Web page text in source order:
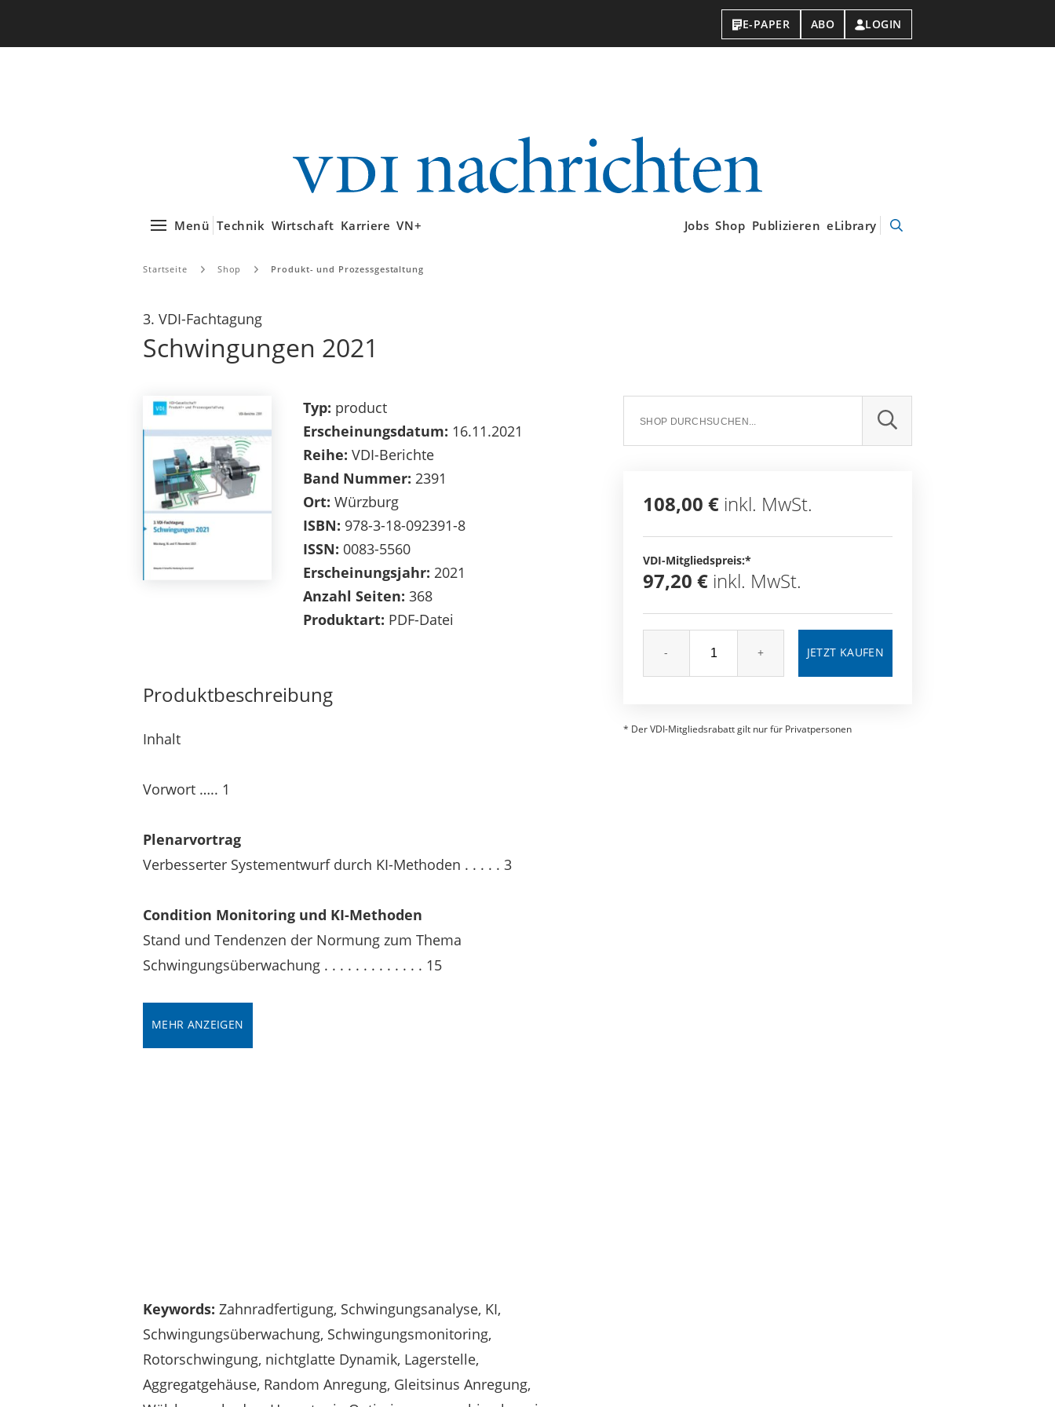
E-PAPER ABO LOGIN
Menü Technik Wirtschaft Karriere VN+ Jobs Shop Publizieren eLibrary
Startseite Shop Produkt- und Prozessgestaltung
3. VDI-Fachtagung
Schwingungen 2021
Typ: product
Erscheinungsdatum: 16.11.2021
Reihe: VDI-Berichte
Band Nummer: 2391
Ort: Würzburg
ISBN: 978-3-18-092391-8
ISSN: 0083-5560
Erscheinungsjahr: 2021
Anzahl Seiten: 368
Produktart: PDF-Datei
Produktbeschreibung
Inhalt
Vorwort ….. 1
Plenarvortrag
Verbesserter Systementwurf durch KI-Methoden . . . . . 3
Condition Monitoring und KI-Methoden
Stand und Tendenzen der Normung zum Thema
Schwingungsüberwachung . . . . . . . . . . . . . 15
MEHR ANZEIGEN
Keywords: Zahnradfertigung, Schwingungsanalyse, KI,
Schwingungsüberwachung, Schwingungsmonitoring,
Rotorschwingung, nichtglatte Dynamik, Lagerstelle,
Aggregatgehäuse, Random Anregung, Gleitsinus Anregung,
SUCHE
108,00 € inkl. MwSt.
VDI-Mitgliedspreis:*
97,20 € inkl. MwSt.
- +
* Der VDI-Mitgliedsrabatt gilt nur für Privatpersonen